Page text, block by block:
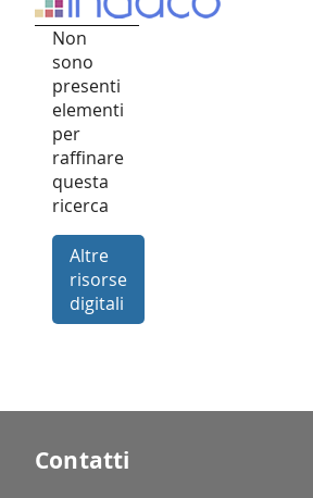
Non
sono
presenti
elementi
per
raffinare
questa
ricerca
Altre
risorse
digitali
Contatti